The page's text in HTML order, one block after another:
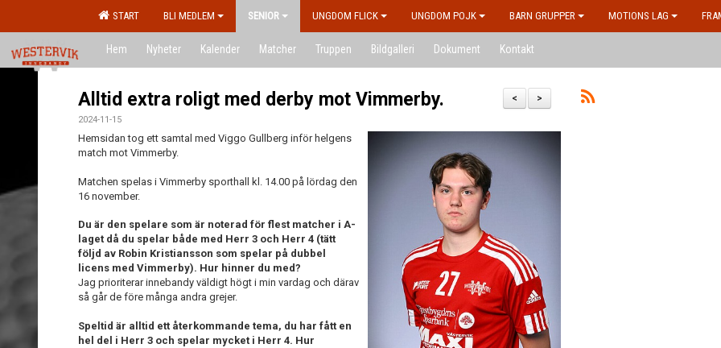
START BLI MEDLEM SENIOR UNGDOM FLICK UNGDOM POJK BARN GRUPPER MOTIONS LAG
Hem Nyheter Kalender Matcher Truppen Bildgalleri Dokument Kontakt
>
<
Alltid extra roligt med derby mot Vimmerby.
2024-11-15
Hemsidan tog ett samtal med Viggo Gullberg inför helgens
match mot Vimmerby.
Matchen spelas i Vimmerby sporthall kl. 14.00 på lördag den
16 november.
Du är den spelare som är noterad för flest matcher i A-
laget då du spelar både med Herr 3 och Herr 4 (tätt
följd av Robin Kristiansson som spelar på dubbel
licens med Vimmerby). Hur hinner du med?
Jag prioriterar innebandy väldigt högt i min vardag och därav
så går de före många andra grejer.
Speltid är alltid ett återkommande tema, du har fått en
hel del i Herr 3 och spelar mycket i Herr 4. Hur